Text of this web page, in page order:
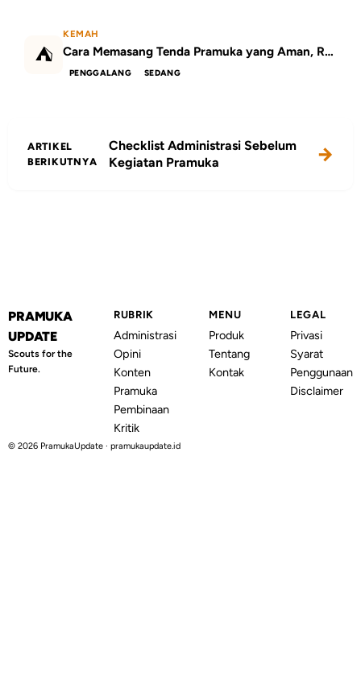
⛺
KEMAH
Cara Memasang Tenda Pramuka yang Aman, Rapi, dan Kokoh
PENGGALANG SEDANG
ARTIKEL
BERIKUTNYA
Checklist Administrasi Sebelum
Kegiatan Pramuka
PRAMUKA
UPDATE
Scouts for the
Future.
RUBRIK
Administrasi
Opini
Konten
Pramuka
Pembinaan
Kritik
MENU
Produk
Tentang
Kontak
LEGAL
Privasi
Syarat
Penggunaan
Disclaimer
© 2026 PramukaUpdate · pramukaupdate.id